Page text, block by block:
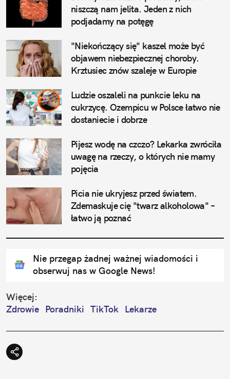
niszczą nam jelita. Jeden z nich
podjadamy na potęgę
"Niekończący się" kaszel może być
objawem niebezpiecznej choroby.
Krztusiec znów szaleje w Europie
Ludzie oszaleli na punkcie leku na
cukrzycę. Ozempicu w Polsce łatwo nie
dostaniecie i dobrze
Pijesz wodę na czczo? Lekarka zwróciła
uwagę na rzeczy, o których nie mamy
pojęcia
Picia nie ukryjesz przed światem.
Zdemaskuje cię "twarz alkoholowa" –
łatwo ją poznać
Nie przegap żadnej ważnej wiadomości i
obserwuj nas w Google News!
Więcej:
Zdrowie Poradniki TikTok Lekarze